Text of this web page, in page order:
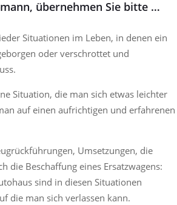
übernehmen Sie bitte …
Situationen im Leben, in denen ein
oder verschrottet und
Situation, die man sich etwas leichter
auf einen aufrichtigen und erfahrenen
Umsetzungen, die
die Beschaffung eines Ersatzwagens:
sind in diesen Situationen
die man sich verlassen kann.